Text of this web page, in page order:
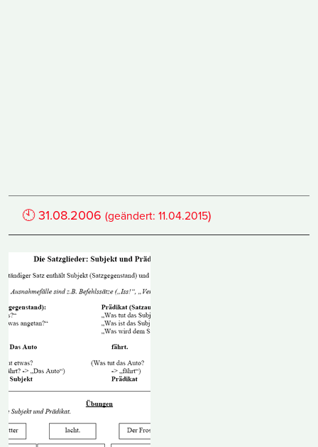
🕙31.08.2006 (geändert:11.04.2015)